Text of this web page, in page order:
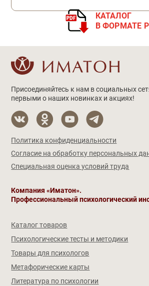
КАТАЛОГ
В ФОРМАТЕ
Присоединяйтесь к нам в социальных
первыми о наших новинках и акциях!
Политика конфиденциальности
Согласие на обработку персональных
Специальная оценка условий труда
Компания «Иматон».
Профессиональный психологический
Каталог товаров
Психологические тесты и методики
Товары для психологов
Метафорические карты
Литература по психологии